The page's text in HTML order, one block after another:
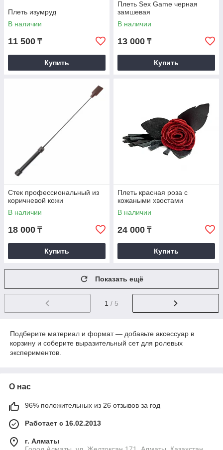
Плеть изумруд
В наличии
11 500 ₸
Купить
Плеть Sex Game черная
замшевая
В наличии
13 000 ₸
Купить
Стек профессиональный из
коричневой кожи
В наличии
18 000 ₸
Купить
Плеть красная роза с
кожаными хвостами
В наличии
24 000 ₸
Купить
Показать ещё
1 / 5
Подберите материал и формат — добавьте аксессуар в
корзину и соберите выразительный сет для ролевых
экспериментов.
О нас
96% положительных из 26 отзывов за год
Работает с 16.02.2013
г. Алматы